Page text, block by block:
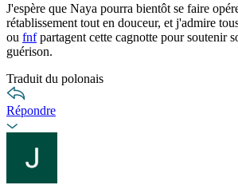
J'espère que Naya pourra bientôt se faire
rétablissement tout en douceur, et j'admire
ou fnfpartagent cette cagnotte pour soutenir
guérison.
Traduit du polonais
Répondre